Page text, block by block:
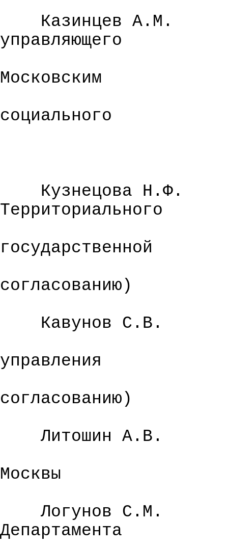
Казинцев А.М.
управляющего
Московским
социального
Кузнецова Н.Ф.
Территориального
государственной
согласованию)
Кавунов С.В.
управления
согласованию)
Литошин А.В.
Москвы
Логунов С.М.
Департамента